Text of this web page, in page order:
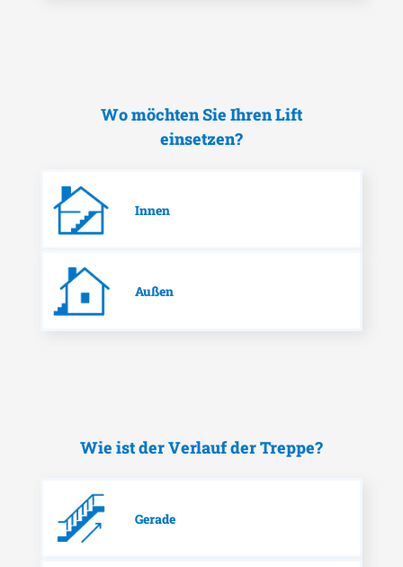
Wo möchten Sie Ihren Lift
einsetzen?
Innen
Außen
Wie ist der Verlauf der Treppe?
Gerade